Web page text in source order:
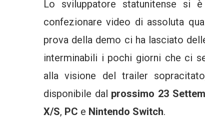
Lo sviluppatore statunitense si
confezionare video di assoluta
prova della demo ci ha lasciato
interminabili i pochi giorni che ci
alla visione del trailer
disponibile dal prossimo 23
X/S, PC e Nintendo Switch.